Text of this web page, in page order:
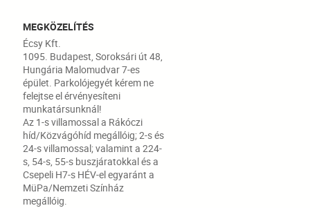
MEGKÖZELÍTÉS
Écsy Kft.
1095. Budapest, Soroksári út 48,
Hungária Malomudvar 7-es
épület. Parkolójegyét kérem ne
felejtse el érvényesíteni
munkatársunknál!
Az 1-s villamossal a Rákóczi
híd/Közvágóhíd megállóig; 2-s és
24-s villamossal; valamint a 224-
s, 54-s, 55-s buszjáratokkal és a
Csepeli H7-s HÉV-el egyaránt a
MüPa/Nemzeti Színház
megállóig.